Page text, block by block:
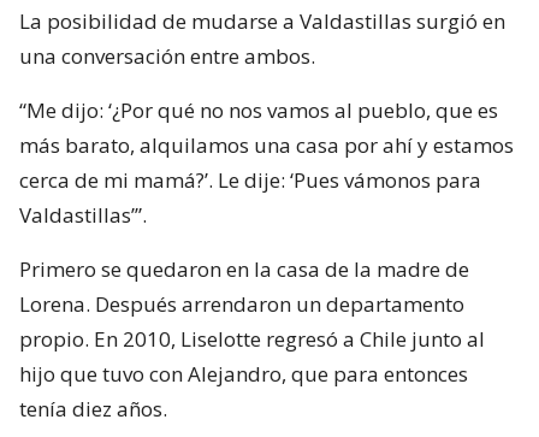
La posibilidad de mudarse a Valdastillas surgió en
una conversación entre ambos.
“Me dijo: ‘¿Por qué no nos vamos al pueblo, que es
más barato, alquilamos una casa por ahí y estamos
cerca de mi mamá?’. Le dije: ‘Pues vámonos para
Valdastillas’”.
Primero se quedaron en la casa de la madre de
Lorena. Después arrendaron un departamento
propio. En 2010, Liselotte regresó a Chile junto al
hijo que tuvo con Alejandro, que para entonces
tenía diez años.